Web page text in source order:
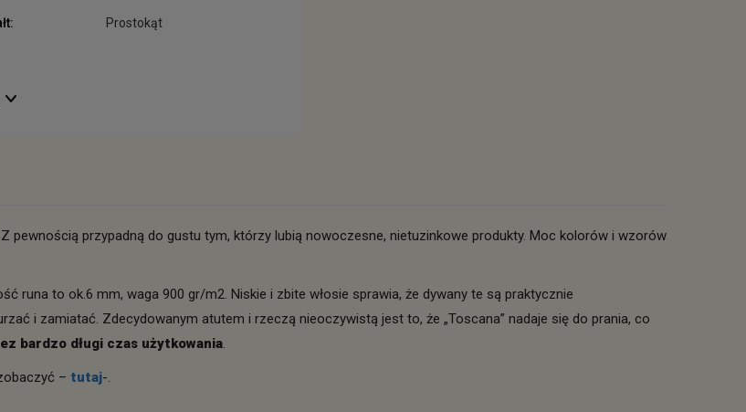
Prostokąt
Z pewnością przypadną do gustu tym, którzy lubią nowoczesne, nietuzinkowe produkty. Moc kolorów i wzorów
runa to ok.6 mm, waga 900 gr/m2. Niskie i zbite włosie sprawia, że dywany te są praktycznie
i zamiatać. Zdecydowanym atutem i rzeczą nieoczywistą jest to, że „Toscana” nadaje się do prania, co
bardzo długi czas użytkowania.
– tutaj-.